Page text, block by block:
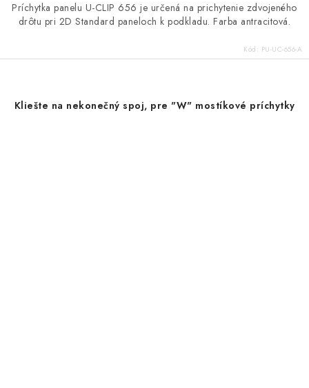
Príchytka panelu U-CLIP 656 je určená na prichytenie zdvojeného
drôtu pri 2D Standard paneloch k podkladu. Farba antracitová.
Kód: PU-UC-656-A
Kliešte na nekonečný spoj, pre "W" mostíkové príchytky